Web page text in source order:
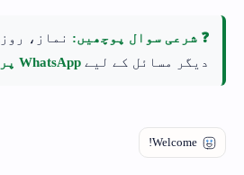
❓ شرعی سوال پوچھیں: نماز،
دیگر مسائل کے لیے WhatsApp پر رابطہ کریں